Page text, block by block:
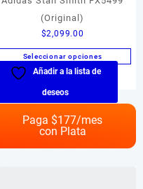
(Original)
$2,099.00
Seleccionar opciones
Este
tiene
múltiples
variantes.
Las
Añadir a la lista de
deseos
Paga $177/mes
con Plata